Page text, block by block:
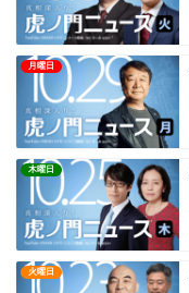
月曜日
木曜日
火曜日